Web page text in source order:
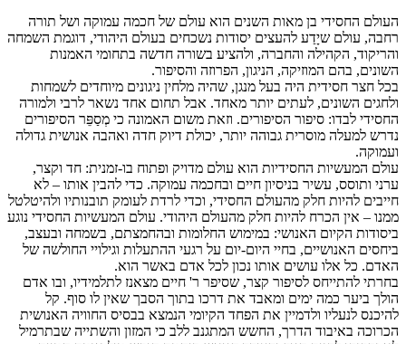
העולם החסידי בן מאות השנים הוא עולם של חכמה עמוקה ושל תורה
רחבה, עולם שיָדַע להעצים יסודות נשכחים בעולם היהודי, דוגמת השמחה
והריקוד, הקהילה והחברה, ולהציע בשורה חדשה בתחומי האמנות
השונים, בהם המוזיקה, הניגון, הפרוזה והסיפור.
בכל חצר חסידית היה בעל מנגן, שהיה מלחין ניגונים מיוחדים לשמחות
ולחגים השונים, לעתים יותר מאחד. אבל תחום אחד נשאר לרבי ולמורה
החסידי לבדו: סיפור הסיפורים. וזאת משום האמונה כי מְסַפֵּר הסיפורים
נדרש למעלה מוסרית גבוהה יותר, יכולת דיוק חדה ואהבה אנושית גדולה
ועמוקה.
עולם המעשיות החסידיות הוא עולם מדויק ופתוח בו-זמנית: חד וקצר,
ערני ותוסס, עשיר בניסיון חיים ובחכמה עמוקה. כדי להבין אותו – לא
חייבים להיות חלק מהעולם החסידי, וכדי לרדת לעומק תובנותיו ולהיטלטל
ממנו – אין הכרח להיות חלק מהעולם היהודי. עולם המעשיות החסידי נוגע
ביסודות הקיום האנושי: במימוש החלומות ובהחמצתם, בשמחה ובעצב,
ביחסים האנושיים, בחיי היום-יום על רגעי ההתעלות וגילויי החולשה של
האדם. כל אלו עושים אותו נכון לכל אדם באשר הוא.
בחרתי להתייחס לסיפור קצר, שסיפר ר' חיים מצאנז לתלמידיו, ובו אדם
הולך ביער כמה ימים ומאבד את דרכו בתוך הסבך שאין לו סוף. קל
להיכנס לנעליו ולדמיין את הפחד הקיומי הנמצא בבסיס החוויה האנושית
הכרוכה באיבוד הדרך, החשש המתגנב ללב כי המזון והשתייה שבתרמיל